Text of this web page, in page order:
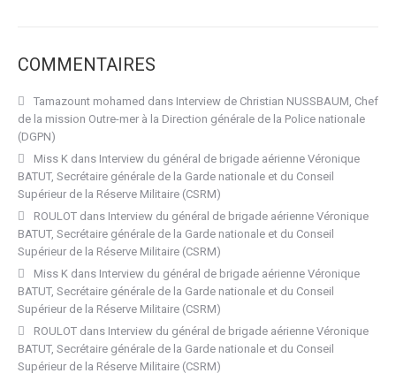
COMMENTAIRES
Tamazount mohamed dans Interview de Christian NUSSBAUM, Chef
de la mission Outre-mer à la Direction générale de la Police nationale
(DGPN)
Miss K dans Interview du général de brigade aérienne Véronique
BATUT, Secrétaire générale de la Garde nationale et du Conseil
Supérieur de la Réserve Militaire (CSRM)
ROULOT dans Interview du général de brigade aérienne Véronique
BATUT, Secrétaire générale de la Garde nationale et du Conseil
Supérieur de la Réserve Militaire (CSRM)
Miss K dans Interview du général de brigade aérienne Véronique
BATUT, Secrétaire générale de la Garde nationale et du Conseil
Supérieur de la Réserve Militaire (CSRM)
ROULOT dans Interview du général de brigade aérienne Véronique
BATUT, Secrétaire générale de la Garde nationale et du Conseil
Supérieur de la Réserve Militaire (CSRM)